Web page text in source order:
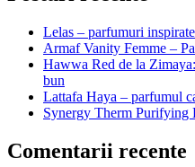
articole
Lelas – parfumuri
Armaf Vanity Femme –
Hawwa Red de la
bun
Lattafa Haya – parfumul
Synergy Therm Purifying
Comentarii recente